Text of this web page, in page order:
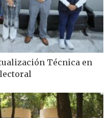
Técnica en